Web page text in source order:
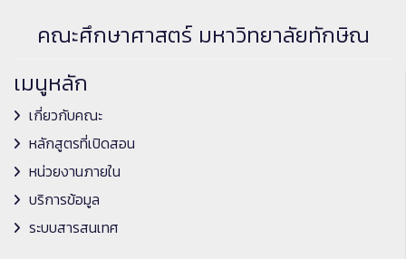
คณะศึกษาศาสตร์ มหาวิทยาลัยทักษิณ
เมนูหลัก
เกี่ยวกับคณะ
หลักสูตรที่เปิดสอน
หน่วยงานภายใน
บริการข้อมูล
ระบบสารสนเทศ